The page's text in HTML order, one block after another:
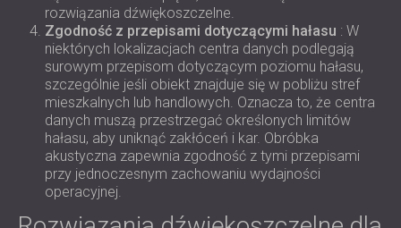
rozwiązania dźwiękoszczelne.
Zgodność z przepisami dotyczącymi hałasu : W
niektórych lokalizacjach centra danych podlegają
surowym przepisom dotyczącym poziomu hałasu,
szczególnie jeśli obiekt znajduje się w pobliżu stref
mieszkalnych lub handlowych. Oznacza to, że centra
danych muszą przestrzegać określonych limitów
hałasu, aby uniknąć zakłóceń i kar. Obróbka
akustyczna zapewnia zgodność z tymi przepisami
przy jednoczesnym zachowaniu wydajności
operacyjnej.